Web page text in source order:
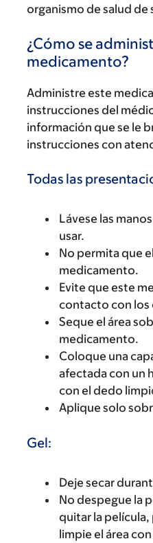
organismo de salud de
¿Cómo se
medicamento?
Administre este
instrucciones del
información que se le
instrucciones con
Todas las
Lávese las
usar.
No permita que
medicamento.
Evite que este
contacto con los
Seque el área
medicamento.
Coloque una
afectada con un
con el dedo
Aplique solo
Gel:
Deje secar
No despegue la
quitar la película,
limpie el área